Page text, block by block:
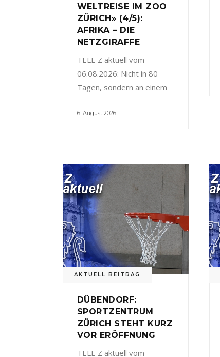
WELTREISE IM ZOO
ZÜRICH» (4/5):
AFRIKA – DIE
NETZGIRAFFE
TELE Z aktuell vom
06.08.2026: Nicht in 80
Tagen, sondern an einem
6. August 2026
AKTUELL BEITRAG
DÜBENDORF:
SPORTZENTRUM
ZÜRICH STEHT KURZ
VOR ERÖFFNUNG
TELE Z aktuell vom